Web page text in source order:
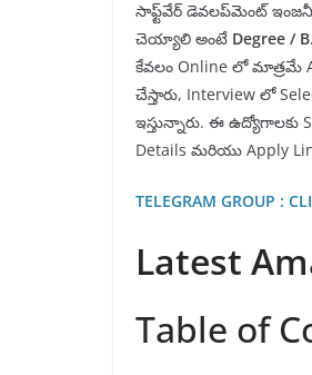
సాఫ్ట్‌వేర్ డెవలప్‌మెంట్
చెయ్యాలి అంటే Degree /
కేవలం Online లో మాత్రమే
చేస్తారు, Interview లో
ఇస్తున్నారు. ఈ ఉద్యోగాలకు
Details మరియు Apply
TELEGRAM GROUP :
Latest
Table of